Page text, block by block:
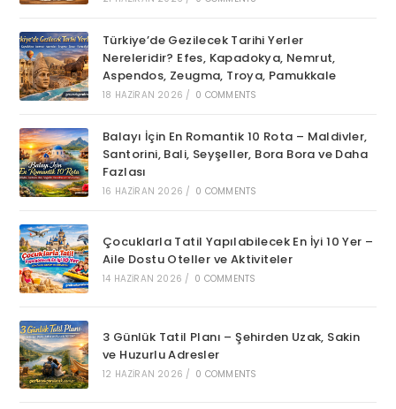
Türkiye’de Gezilecek Tarihi Yerler
Nereleridir? Efes, Kapadokya, Nemrut,
Aspendos, Zeugma, Troya, Pamukkale
18 HAZIRAN 2026 / 0 COMMENTS
Balayı İçin En Romantik 10 Rota – Maldivler,
Santorini, Bali, Seyşeller, Bora Bora ve Daha
Fazlası
16 HAZIRAN 2026 / 0 COMMENTS
Çocuklarla Tatil Yapılabilecek En İyi 10 Yer –
Aile Dostu Oteller ve Aktiviteler
14 HAZIRAN 2026 / 0 COMMENTS
3 Günlük Tatil Planı – Şehirden Uzak, Sakin
ve Huzurlu Adresler
12 HAZIRAN 2026 / 0 COMMENTS